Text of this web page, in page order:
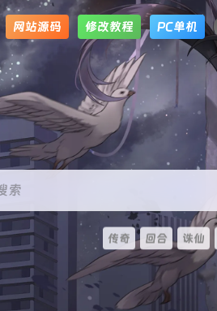
网站源码 修改教程 PC单机
索
传奇 回合 诛仙